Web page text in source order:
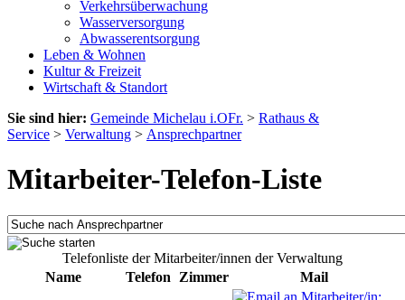
Verkehrsüberwachung
Wasserversorgung
Abwasserentsorgung
Leben & Wohnen
Kultur & Freizeit
Wirtschaft & Standort
Sie sind hier: Gemeinde Michelau i.OFr. > Rathaus &
Service > Verwaltung > Ansprechpartner
Mitarbeiter-Telefon-Liste
Telefonliste der Mitarbeiter/innen der Verwaltung
Name
Telefon Zimmer Mail